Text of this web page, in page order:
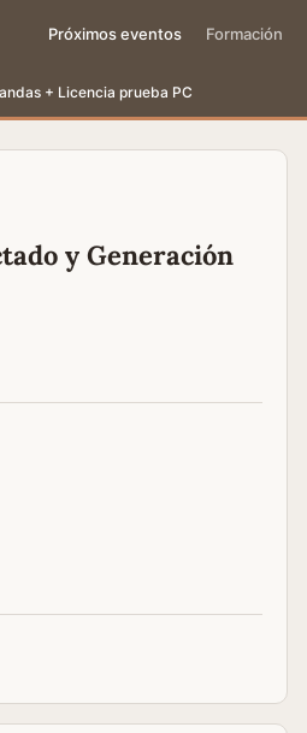
Próximos eventos Formación
+ Licencia prueba PC
y Generación